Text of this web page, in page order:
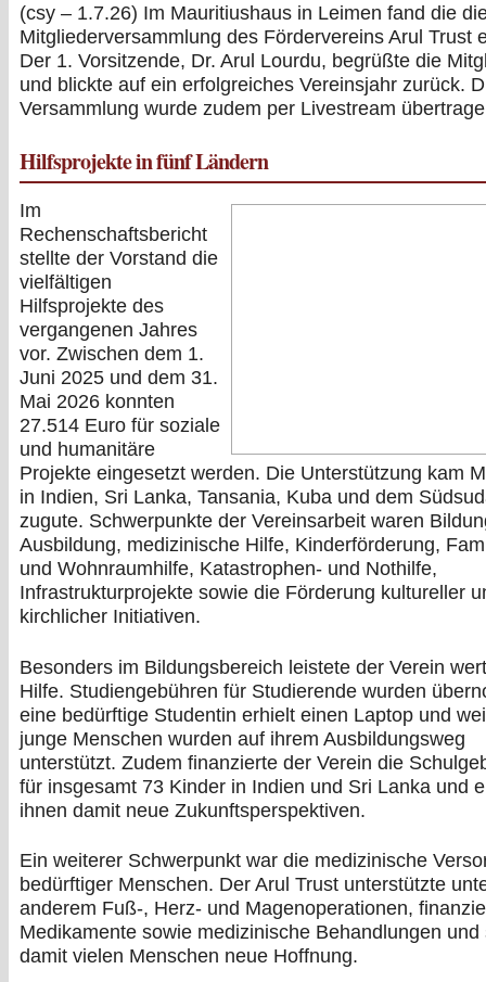
(csy – 1.7.26) Im Mauritiushaus in Leimen fand die
Mitgliederversammlung des Fördervereins Arul Trust
Der 1. Vorsitzende, Dr. Arul Lourdu, begrüßte die
und blickte auf ein erfolgreiches Vereinsjahr zurück.
Versammlung wurde zudem per Livestream
Hilfsprojekte in fünf Ländern
Im
Rechenschaftsbericht
stellte der Vorstand die
vielfältigen
Hilfsprojekte des
vergangenen Jahres
vor. Zwischen dem 1.
Juni 2025 und dem 31.
Mai 2026 konnten
27.514 Euro für soziale
und humanitäre
Projekte eingesetzt werden. Die Unterstützung kam
in Indien, Sri Lanka, Tansania, Kuba und dem
zugute. Schwerpunkte der Vereinsarbeit waren
Ausbildung, medizinische Hilfe, Kinderförderung,
und Wohnraumhilfe, Katastrophen- und Nothilfe,
Infrastrukturprojekte sowie die Förderung kultureller
kirchlicher Initiativen.
Besonders im Bildungsbereich leistete der Verein
Hilfe. Studiengebühren für Studierende wurden
eine bedürftige Studentin erhielt einen Laptop und
junge Menschen wurden auf ihrem Ausbildungsweg
unterstützt. Zudem finanzierte der Verein die
für insgesamt 73 Kinder in Indien und Sri Lanka und
ihnen damit neue Zukunftsperspektiven.
Ein weiterer Schwerpunkt war die medizinische
bedürftiger Menschen. Der Arul Trust unterstützte
anderem Fuß-, Herz- und Magenoperationen,
Medikamente sowie medizinische Behandlungen und
damit vielen Menschen neue Hoffnung.